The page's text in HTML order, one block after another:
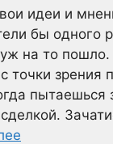
идеи и
бы одного
на то пошло.
точки зрения
пытаешься